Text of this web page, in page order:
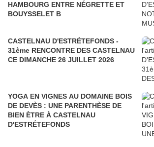
HAMBOURG ENTRE NÉGRETTE ET
BOUYSSELET B
CASTELNAU D'ESTRÉTEFONDS -
31ème RENCONTRE DES CASTELNAU
CE DIMANCHE 26 JUILLET 2026
YOGA EN VIGNES AU DOMAINE BOIS
DE DEVÈS : UNE PARENTHÈSE DE
BIEN ÈTRE À CASTELNAU
D'ESTRÉTEFONDS